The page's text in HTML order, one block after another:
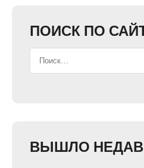
ПОИСК ПО
ВЫШЛО